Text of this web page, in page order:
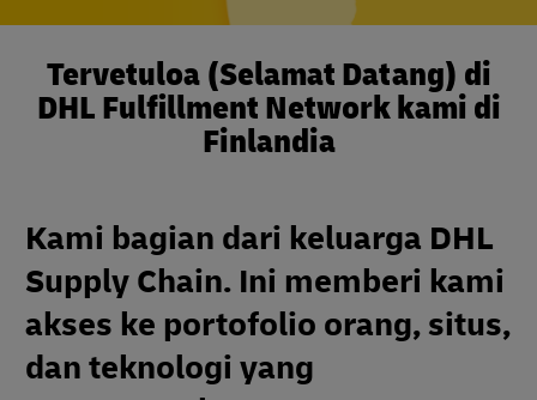
Tervetuloa (Selamat Datang) di
DHL Fulfillment Network kami di
Finlandia
Kami bagian dari keluarga DHL
Supply Chain. Ini memberi kami
akses ke portofolio orang, situs,
dan teknologi yang